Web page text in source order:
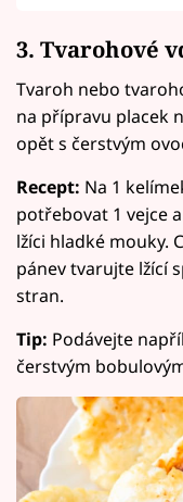
3. Tvarohové
Tvaroh nebo
na přípravu placek
opět s čerstvým
Recept: Na 1
potřebovat 1 vejce
lžíci hladké mouky.
pánev tvarujte lžící
stran.
Tip: Podávejte
čerstvým